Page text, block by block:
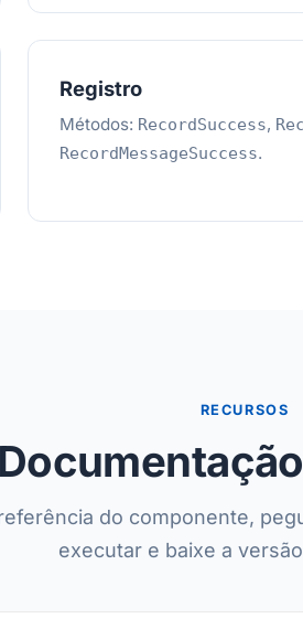
Registro
Métodos: RecordSuccess,
RecordMessageSuccess.
RECURSOS
do componente,
executar e baixe a